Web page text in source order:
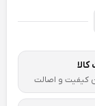
کیفیت و اصالت